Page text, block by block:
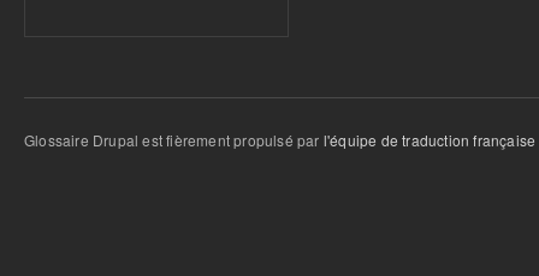
Glossaire Drupal est fièrement propulsé par l'équipe de traduction française